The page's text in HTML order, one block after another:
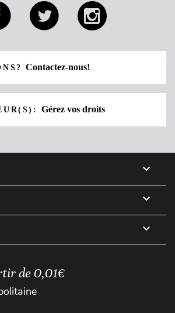
Contactez-nous!
Gérez vos droits



de 0,01€